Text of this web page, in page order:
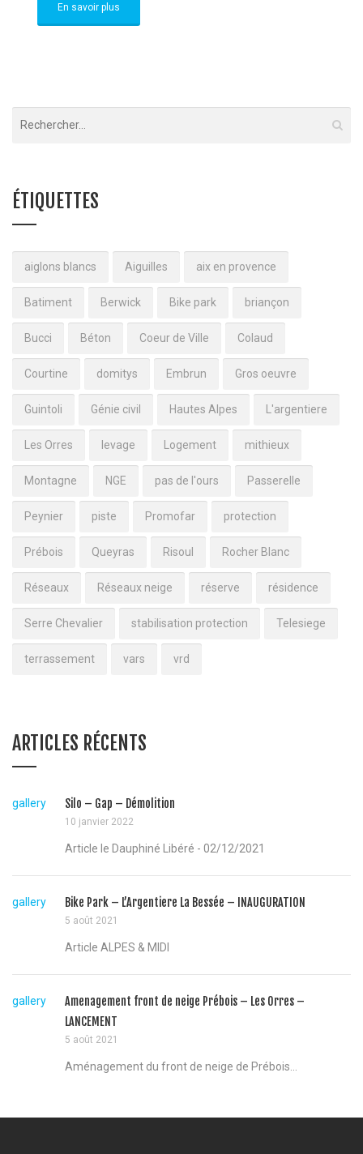
En savoir plus
ÉTIQUETTES
aiglons blancs Aiguilles aix en provence
Batiment Berwick Bike park briançon
Bucci Béton Coeur de Ville Colaud
Courtine domitys Embrun Gros oeuvre
Guintoli Génie civil Hautes Alpes L'argentiere
Les Orres levage Logement mithieux
Montagne NGE pas de l'ours Passerelle
Peynier piste Promofar protection
Prébois Queyras Risoul Rocher Blanc
Réseaux Réseaux neige réserve résidence
Serre Chevalier stabilisation protection Telesiege
terrassement vars vrd
ARTICLES RÉCENTS
gallery Silo – Gap – Démolition
10 janvier 2022
Article le Dauphiné Libéré - 02/12/2021
gallery Bike Park – L’Argentiere La Bessée – INAUGURATION
5 août 2021
Article ALPES & MIDI
gallery
Amenagement front de neige Prébois – Les Orres –
LANCEMENT
5 août 2021
Aménagement du front de neige de Prébois...